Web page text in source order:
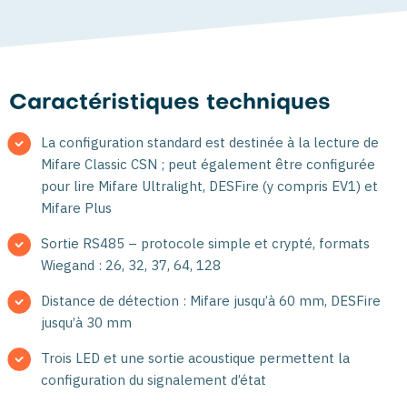
Caractéristiques techniques
La configuration standard est destinée à la lecture de
Mifare Classic CSN ; peut également être configurée
pour lire Mifare Ultralight, DESFire (y compris EV1) et
Mifare Plus
Sortie RS485 – protocole simple et crypté, formats
Wiegand : 26, 32, 37, 64, 128
Distance de détection : Mifare jusqu’à 60 mm, DESFire
jusqu’à 30 mm
Trois LED et une sortie acoustique permettent la
configuration du signalement d’état